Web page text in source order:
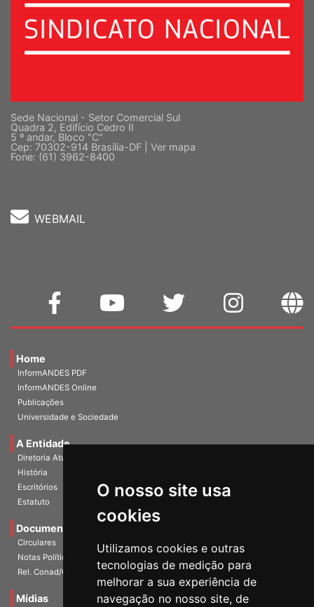
O nosso site usa
cookies
Utilizamos cookies e outras
tecnologias de medição para
melhorar a sua experiência de
navegação no nosso site, de
Sede Nacional - Setor Comercial Sul
Quadra 2, Edifício Cedro II
5 º andar, Bloco "C"
Cep: 70302-914 Brasília-DF | Ver mapa
Fone: (61) 3962-8400
WEBMAIL
Home
InformANDES PDF
InformANDES Online
Publicações
Universidade e Sociedade
A Entidade
Diretoria Atual
História
Escritórios
Estatuto
Documentos
Circulares
Notas Políticas
Rel. Conad/Congresso
Mídias